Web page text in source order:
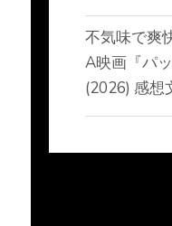
不気味で爽
A映画『パ
(2026) 感想